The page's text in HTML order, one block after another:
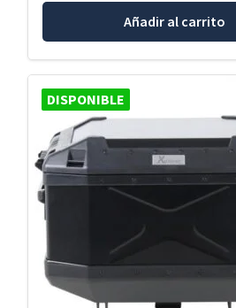
Añadir al carrito
DISPONIBLE